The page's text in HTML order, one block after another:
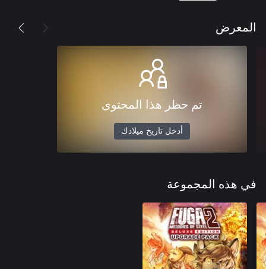
المعرض
تم حظر هذا المحتوى
أدخل تاريخ ميلادك
في هذه المجموعة